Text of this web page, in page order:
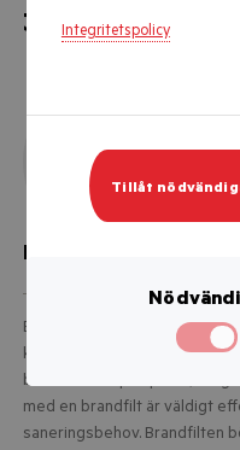
349 kr
Produktbeskrivning
Brandfiltar som smälter in i
komplement till
bränder som på spisen,
med en brandfilt är väldigt
saneringsbehov. Brandfilten
Integritetspolicy
Tillåt